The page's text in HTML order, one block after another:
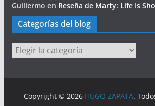
Guillermo en Reseña de Marty: Life Is
Categorías del blog
Categorías
del
Copyright © 2026 HUGO ZAPATA.